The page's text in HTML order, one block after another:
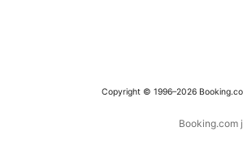
Copyright © 1996–2026
Booking.com